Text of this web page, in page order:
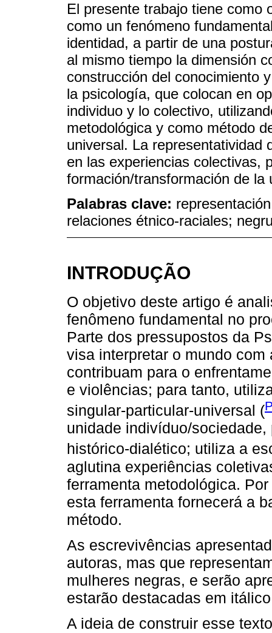
El presente trabajo tiene como
como un fenómeno
identidad, a partir de una
al mismo tiempo la dimensión
construcción del conocimiento
la psicología, que colocan en
individuo y lo colectivo,
metodológica y como método
universal. La representatividad
en las experiencias colectivas,
formación/transformación de la
Palabras clave:
relaciones étnico-raciales;
INTRODUÇÃO
O objetivo deste artigo é
fenômeno fundamental no
Parte dos pressupostos da
visa interpretar o mundo
contribuam para o
e violências; para tanto,
singular-particular-universal (
unidade indivíduo/
histórico-dialético; utiliza a
aglutina experiências
ferramenta metodológica.
esta ferramenta fornecerá a
método.
As escrevivências
autoras, mas que
mulheres negras, e serão
estarão destacadas em
A ideia de construir esse